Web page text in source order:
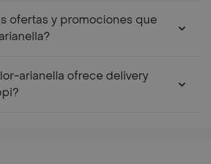
ofertas y promociones que
arianella ofrece delivery